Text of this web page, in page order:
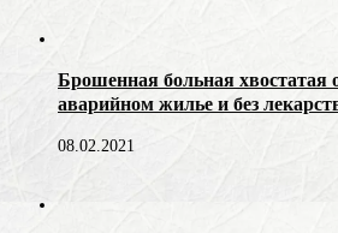
Брошенная больная хвостатая
аварийном жилье и без
08.02.2021